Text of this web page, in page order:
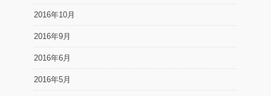
2016年10月
2016年9月
2016年6月
2016年5月